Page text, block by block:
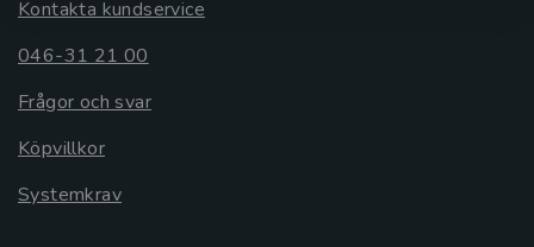
Kontakta kundservice
046-31 21 00
Frågor och svar
Köpvillkor
Systemkrav